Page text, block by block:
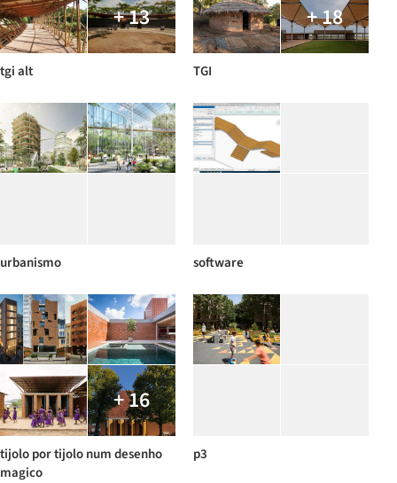
+ 13
tgi alt
+ 18
TGI
urbanismo software
+ 16
tijolo por tijolo num desenho
magico
p3